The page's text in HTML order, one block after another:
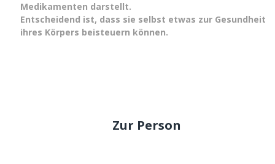
Medikamenten darstellt.
Entscheidend ist, dass sie selbst etwas zur Gesundheit
ihres Körpers beisteuern können.
Zur Person